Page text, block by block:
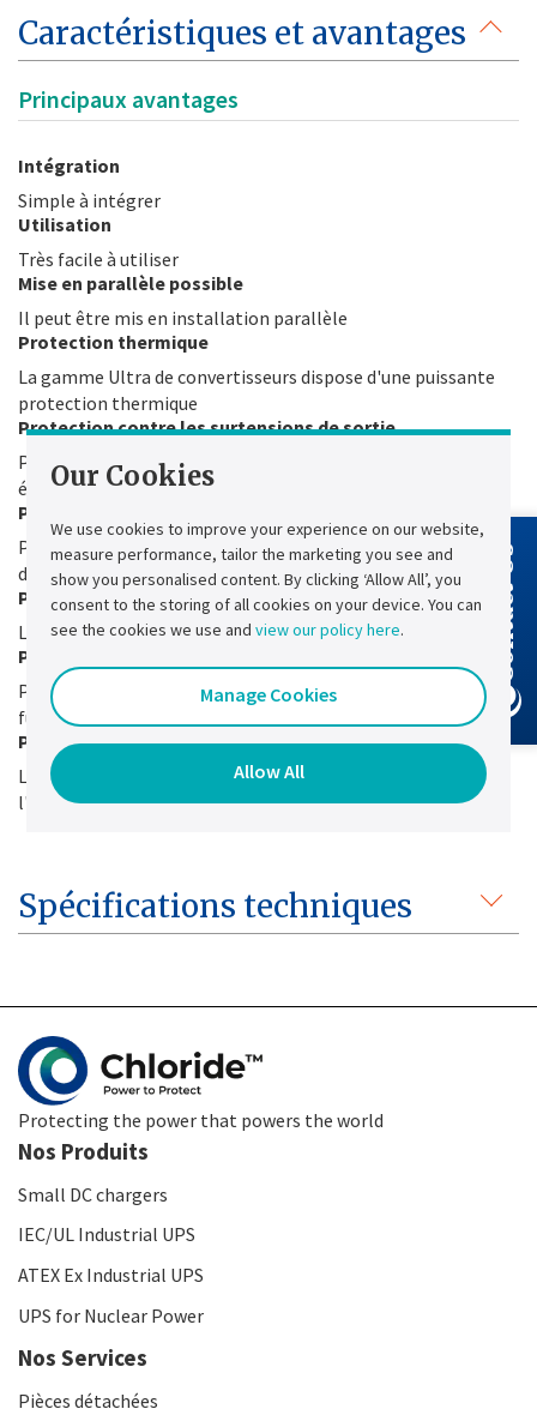
Caractéristiques et avantages
Principaux avantages
Intégration
Simple à intégrer
Utilisation
Très facile à utiliser
Mise en parallèle possible
Il peut être mis en installation parallèle
Protection thermique
La gamme Ultra de convertisseurs dispose d'une puissante
protection thermique
Protection contre les surtensions de sortie
Pour éviter les surtensions de sortie, la gamme Ultra est
équipée d'une protection
Protection de limitation du courant de sortie
Pour des raisons de sécurité, la gamme Ultra est équipée
d'une protection de limitation de courant de sortie
Protection permanente contre les courts-circuits
La gamme Ultra accepte les courts-circuits permanents
Protection par fusible d'entrée
Pour des raisons de sécurité, la gamme Ultra est équipée d'un
fusible d'entrée
Protection contre l'inversion de polarité en entrée
La gamme Ultra est équipée d'une protection contre
l'inversion de polarité en entrée
Spécifications techniques
Protecting the power that powers the world
Nos Produits
Small DC chargers
IEC/UL Industrial UPS
ATEX Ex Industrial UPS
UPS for Nuclear Power
Nos Services
Pièces détachées
Contact Us
Our Cookies
We use cookies to improve your experience on our website,
measure performance, tailor the marketing you see and
show you personalised content. By clicking ‘Allow All’, you
consent to the storing of all cookies on your device. You can
see the cookies we use and view our policy here.
Manage Cookies
Allow All